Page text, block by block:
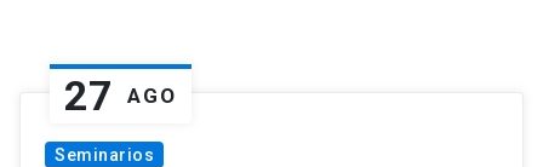
27 AGO
Seminarios